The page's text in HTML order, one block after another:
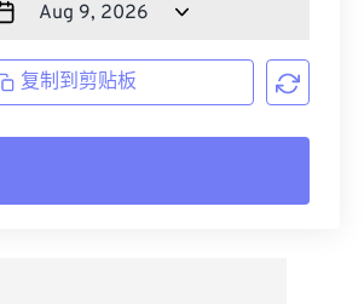
复制到剪贴板